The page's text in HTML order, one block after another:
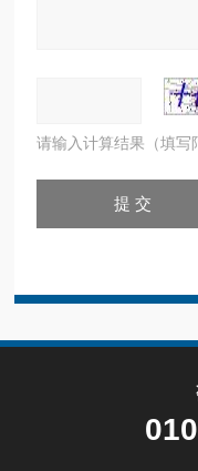
请输入计算结果（填写